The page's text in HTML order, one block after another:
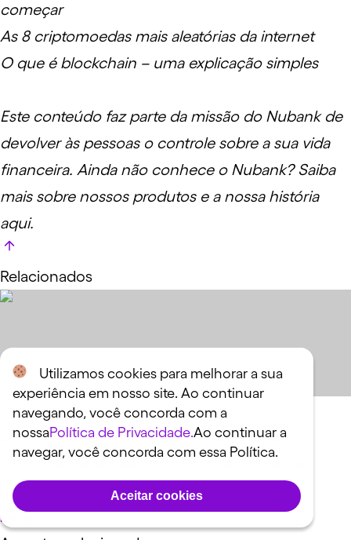
começar
As 8 criptomoedas mais aleatórias da internet
O que é blockchain – uma explicação simples
Este conteúdo faz parte da missão do Nubank de
devolver às pessoas o controle sobre a sua vida
financeira. Ainda não conhece o Nubank? Saiba
mais sobre nossos produtos e a nossa história
aqui.
Relacionados
Por meio da portabilidade de consignado, é
possível transferir o empréstimo de uma
instituição financeira para outra e conseguir
melhores condições de pagamento.
Ler mais
Utilizamos cookies para melhorar a sua
experiência em nosso site. Ao continuar
navegando, você concorda com a
nossaPolítica de Privacidade.Ao continuar a
navegar, você concorda com essa Política.
Aceitar cookies